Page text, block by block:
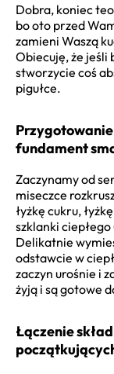
Dobra, koniec
bo oto przed
zamieni Waszą
Obiecuję, że jeśli
stworzycie coś
pigułce.
fundament
Zaczynamy od
miseczce
łyżkę cukru,
szklanki
Delikatnie
odstawcie w
zaczyn urośnie i
żyją i są gotowe
Łączenie